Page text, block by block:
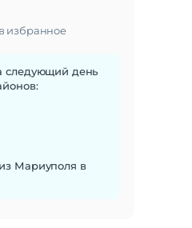
избранное
следующий день
Мариуполя в